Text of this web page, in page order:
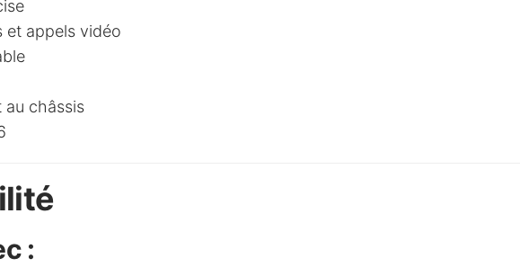
et appels vidéo
au châssis
: